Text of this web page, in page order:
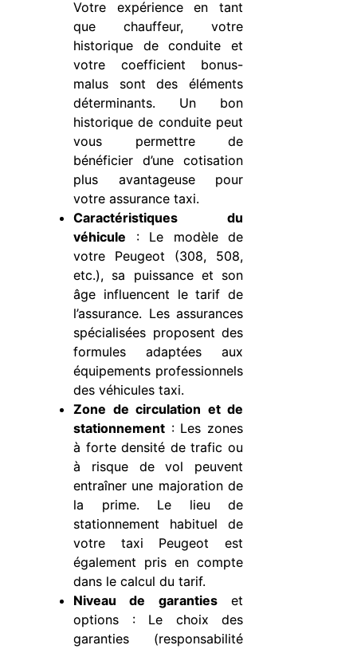
Votre expérience en tant
que chauffeur, votre
historique de conduite et
votre coefficient bonus-
malus sont des éléments
déterminants. Un bon
historique de conduite peut
vous permettre de
bénéficier d’une cotisation
plus avantageuse pour
votre assurance taxi.
Caractéristiques du
véhicule : Le modèle de
votre Peugeot (308, 508,
etc.), sa puissance et son
âge influencent le tarif de
l’assurance. Les assurances
spécialisées proposent des
formules adaptées aux
équipements professionnels
des véhicules taxi.
Zone de circulation et de
stationnement : Les zones
à forte densité de trafic ou
à risque de vol peuvent
entraîner une majoration de
la prime. Le lieu de
stationnement habituel de
votre taxi Peugeot est
également pris en compte
dans le calcul du tarif.
Niveau de garantieset
options : Le choix des
garanties (responsabilité